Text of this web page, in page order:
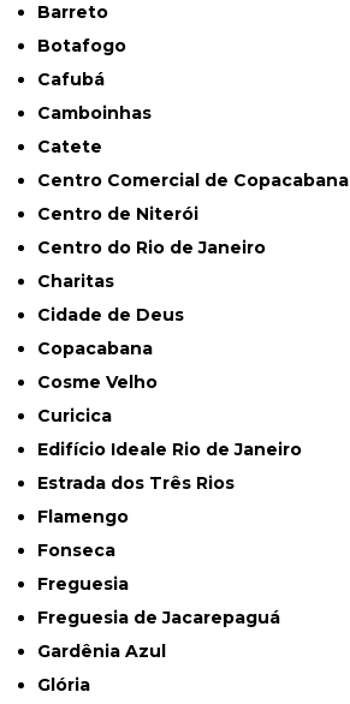
Barreto
Botafogo
Cafubá
Camboinhas
Catete
Centro Comercial de Copacabana
Centro de Niterói
Centro do Rio de Janeiro
Charitas
Cidade de Deus
Copacabana
Cosme Velho
Curicica
Edifício Ideale Rio de Janeiro
Estrada dos Três Rios
Flamengo
Fonseca
Freguesia
Freguesia de Jacarepaguá
Gardênia Azul
Glória